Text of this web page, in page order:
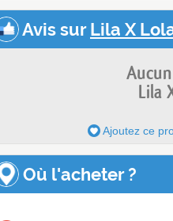
AvissurLila X
Lila
Ajoutez ce
Où l'acheter ?